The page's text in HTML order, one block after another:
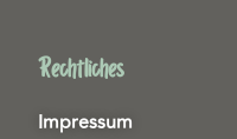
Rechtliches
Impressum